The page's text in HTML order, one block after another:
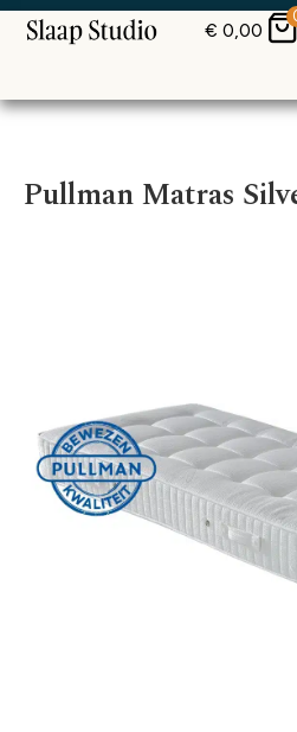
€ 0,00
Pullman Matras